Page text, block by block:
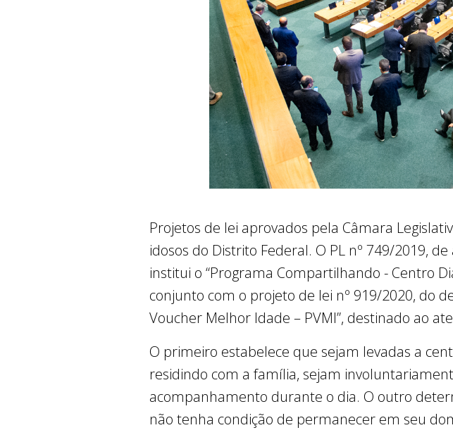
Projetos de lei aprovados pela Câmara
idosos do Distrito Federal. O PL nº 749/2019,
institui o “Programa Compartilhando - Centro
conjunto com o projeto de lei nº 919/2020, do
Voucher Melhor Idade – PVMI”, destinado ao
O primeiro estabelece que sejam levadas a
residindo com a família, sejam
acompanhamento durante o dia. O outro
não tenha condição de permanecer em seu